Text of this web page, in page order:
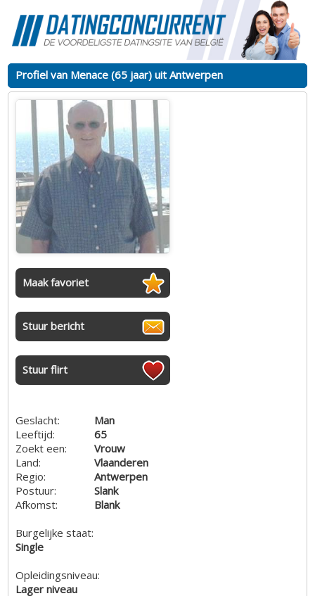
Profiel van Menace (65 jaar) uit Antwerpen
Maak favoriet
Stuur bericht
Stuur flirt
Geslacht:
Man
Leeftijd:
65
Zoekt een:
Vrouw
Land:
Vlaanderen
Regio:
Antwerpen
Postuur:
Slank
Afkomst:
Blank
Burgelijke staat:
Single
Opleidingsniveau:
Lager niveau